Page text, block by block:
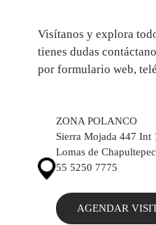
Visítanos y explora
tienes dudas
por formulario web,
ZONA POLANCO
Sierra Mojada 447 Int
Lomas de
55 5250 7775
AGENDAR